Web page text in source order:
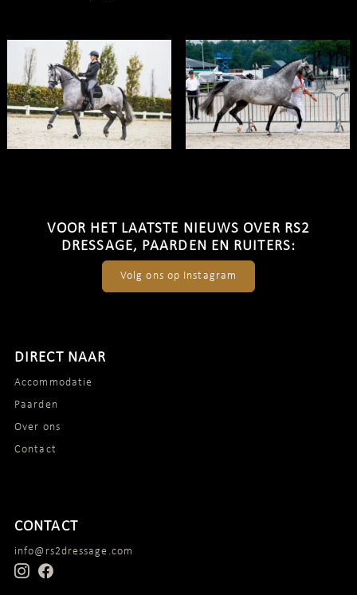
VOOR HET LAATSTE NIEUWS OVER RS2
DRESSAGE, PAARDEN EN RUITERS:
Volg ons op Instagram
DIRECT NAAR
Accommodatie
Paarden
Over ons
Contact
CONTACT
info@rs2dressage.com